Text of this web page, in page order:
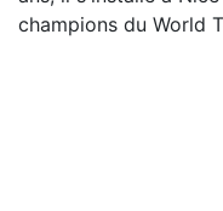
champions du World